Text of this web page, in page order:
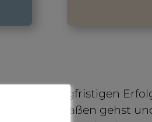
und langfristigen
die Straßen gehst